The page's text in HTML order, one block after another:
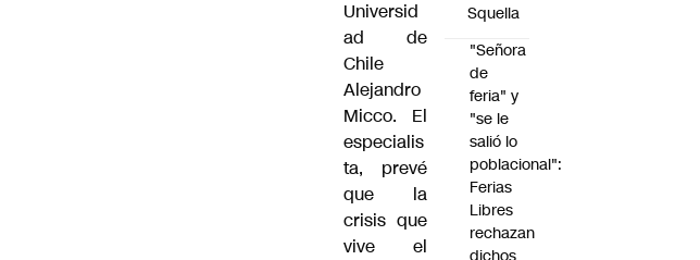
Universid
ad de
Chile
Alejandro
Micco. El
especialis
ta, prevé
que la
crisis que
vive el
Squella
"Señora
de
feria" y
"se le
salió lo
poblacional":
Ferias
Libres
rechazan